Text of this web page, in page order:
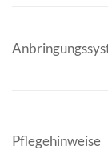
Pflegehinweise